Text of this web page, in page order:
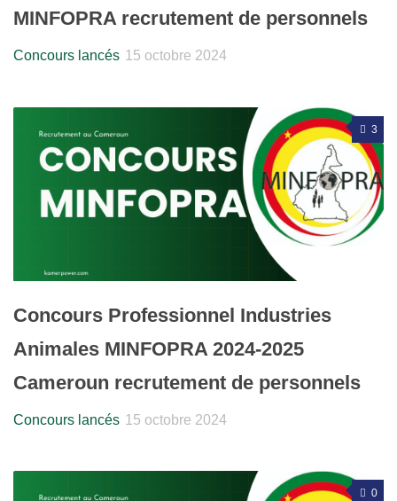
MINFOPRA recrutement de personnels
Concours lancés 15 octobre 2024
3
Concours Professionnel Industries
Animales MINFOPRA 2024-2025
Cameroun recrutement de personnels
Concours lancés 15 octobre 2024
0